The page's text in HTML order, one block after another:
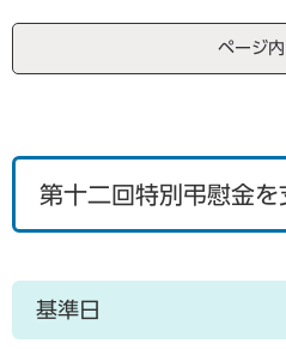
ページ
第十二回特別弔慰金を
基準日